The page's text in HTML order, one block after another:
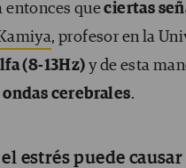
entonces queciertas
, profesor en la
(8-13Hz) y de esta
cerebrales.
el estrés puede